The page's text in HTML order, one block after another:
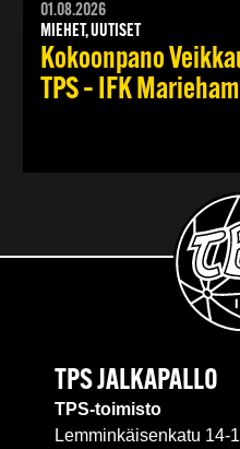
01.08.2026
MIEHET, UUTISET
Kokoonpano
TPS – IFK
TPS JALKAPALLO
TPS-toimisto
Lemminkäisenkatu 14-